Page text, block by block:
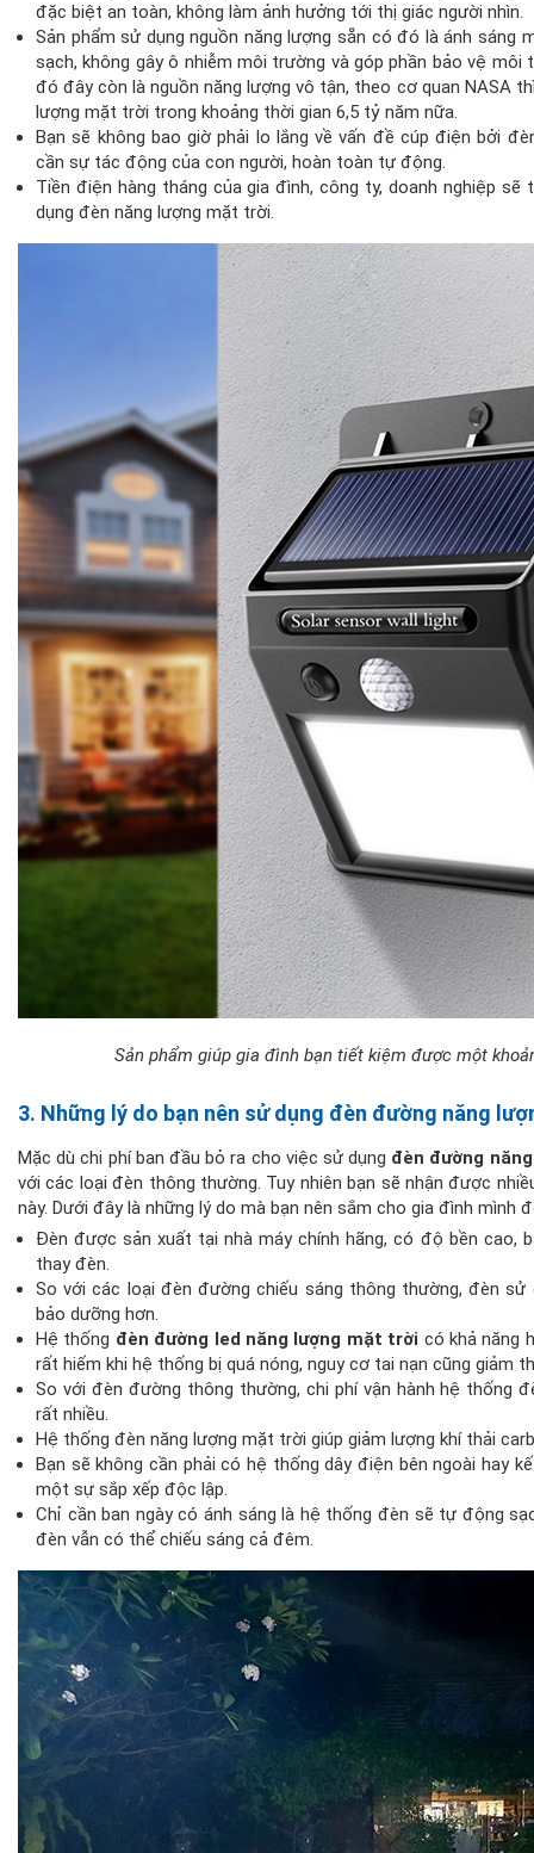
đặc biệt an toàn, không làm ảnh hưởng tới thị giác người nhìn.
Sản phẩm sử dụng nguồn năng lượng sẵn có đó là ánh sáng
sạch, không gây ô nhiễm môi trường và góp phần bảo vệ môi
đó đây còn là nguồn năng lượng vô tận, theo cơ quan NASA
lượng mặt trời trong khoảng thời gian 6,5 tỷ năm nữa.
Bạn sẽ không bao giờ phải lo lắng về vấn đề cúp điện bởi
cần sự tác động của con người, hoàn toàn tự động.
Tiền điện hàng tháng của gia đình, công ty, doanh nghiệp
dụng đèn năng lượng mặt trời.
Sản phẩm giúp gia đình bạn tiết kiệm được một
3. Những lý do bạn nên sử dụng đèn đường năng
Mặc dù chi phí ban đầu bỏ ra cho việc sử dụng đèn đường
với các loại đèn thông thường. Tuy nhiên bạn sẽ nhận được
này. Dưới đây là những lý do mà bạn nên sắm cho gia đình mình
Đèn được sản xuất tại nhà máy chính hãng, có độ bền cao,
thay đèn.
So với các loại đèn đường chiếu sáng thông thường, đèn
bảo dưỡng hơn.
Hệ thống đèn đường led năng lượng mặt trời có khả năng
rất hiếm khi hệ thống bị quá nóng, nguy cơ tai nạn cũng giảm
So với đèn đường thông thường, chi phí vận hành hệ thống
rất nhiều.
Hệ thống đèn năng lượng mặt trời giúp giảm lượng khí thải
Bạn sẽ không cần phải có hệ thống dây điện bên ngoài hay
một sự sắp xếp độc lập.
Chỉ cần ban ngày có ánh sáng là hệ thống đèn sẽ tự động
đèn vẫn có thể chiếu sáng cả đêm.